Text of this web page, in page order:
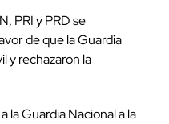
PRI y PRD se
de que la Guardia
y rechazaron la
la Guardia Nacional a la